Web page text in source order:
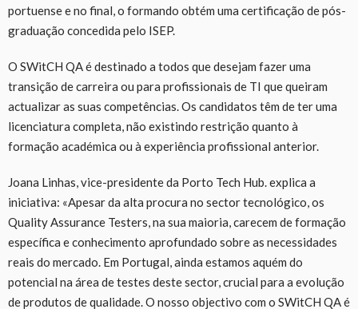
portuense e no final, o formando obtém uma certificação de pós-
graduação concedida pelo ISEP.
O SWitCH QA é destinado a todos que desejam fazer uma
transição de carreira ou para profissionais de TI que queiram
actualizar as suas competências. Os candidatos têm de ter uma
licenciatura completa, não existindo restrição quanto à
formação académica ou à experiência profissional anterior.
Joana Linhas, vice-presidente da Porto Tech Hub. explica a
iniciativa: «Apesar da alta procura no sector tecnológico, os
Quality Assurance Testers, na sua maioria, carecem de formação
específica e conhecimento aprofundado sobre as necessidades
reais do mercado. Em Portugal, ainda estamos aquém do
potencial na área de testes deste sector, crucial para a evolução
de produtos de qualidade. O nosso objectivo com o SWitCH QA é